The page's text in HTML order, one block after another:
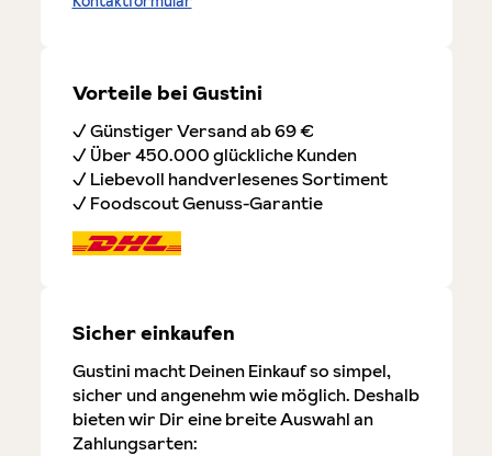
Vorteile bei Gustini
✓ Günstiger Versand ab 69 €
✓ Über 450.000 glückliche Kunden
✓ Liebevoll handverlesenes Sortiment
✓ Foodscout Genuss-Garantie
Sicher einkaufen
Gustini macht Deinen Einkauf so simpel,
sicher und angenehm wie möglich. Deshalb
bieten wir Dir eine breite Auswahl an
Zahlungsarten: